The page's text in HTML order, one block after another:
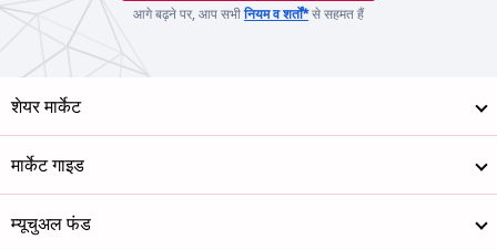
आगे बढ़ने पर, आप सभीनियम व शर्तों*से सहमत हैं
शेयर मार्केट
मार्केट गाइड
म्यूचुअल फंड